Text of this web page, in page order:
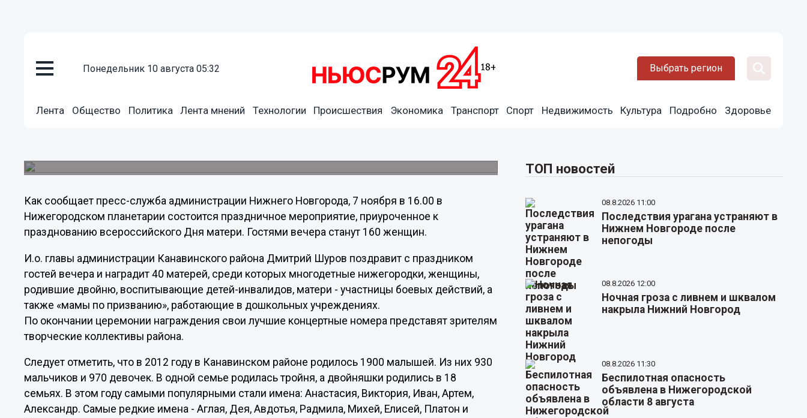
понедельник 10 августа 05:32 Выбрать регион
Лента Общество Политика Лента мнений Технологии Происшествия Экономика Транспорт Спорт Недвижимость Культура Подробно Здоровье
Праздничное мероприятие, посвященное Дню Матери,
Как сообщает пресс-служба администрации Нижнего Новгорода, 7 ноября в 16.00 в
Нижегородском планетарии состоится праздничное мероприятие, приуроченное к
празднованию всероссийского Дня матери. Гостями вечера станут 160 женщин.
И.о. главы администрации Канавинского района Дмитрий Шуров поздравит с праздником
гостей вечера и наградит 40 матерей, среди которых многодетные нижегородки, женщины,
родившие двойню, воспитывающие детей-инвалидов, матери - участницы боевых действий, а
также «мамы по призванию», работающие в дошкольных учреждениях.
По окончании церемонии награждения свои лучшие концертные номера представят зрителям
творческие коллективы района.
Следует отметить, что в 2012 году в Канавинском районе родилось 1900 малышей. Из них 930
мальчиков и 970 девочек. В одной семье родилась тройня, а двойняшки родились в 18
семьях. В этом году самыми популярными стали имена: Анастасия, Виктория, Иван, Артем,
Александр. Самые редкие имена - Аглая, Дея, Авдотья, Радмила, Михей, Елисей, Платон и
ТОП новостей
08.8.2026 11:00
Последствия урагана устраняют в
Нижнем Новгороде после
непогоды
08.8.2026 12:00
Ночная гроза с ливнем и шквалом
накрыла Нижний Новгород
08.8.2026 11:30
Беспилотная опасность
объявлена в Нижегородской
области 8 августа